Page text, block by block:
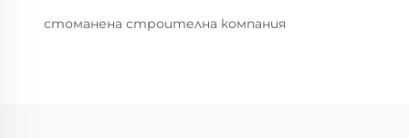
стоманена строителна компания